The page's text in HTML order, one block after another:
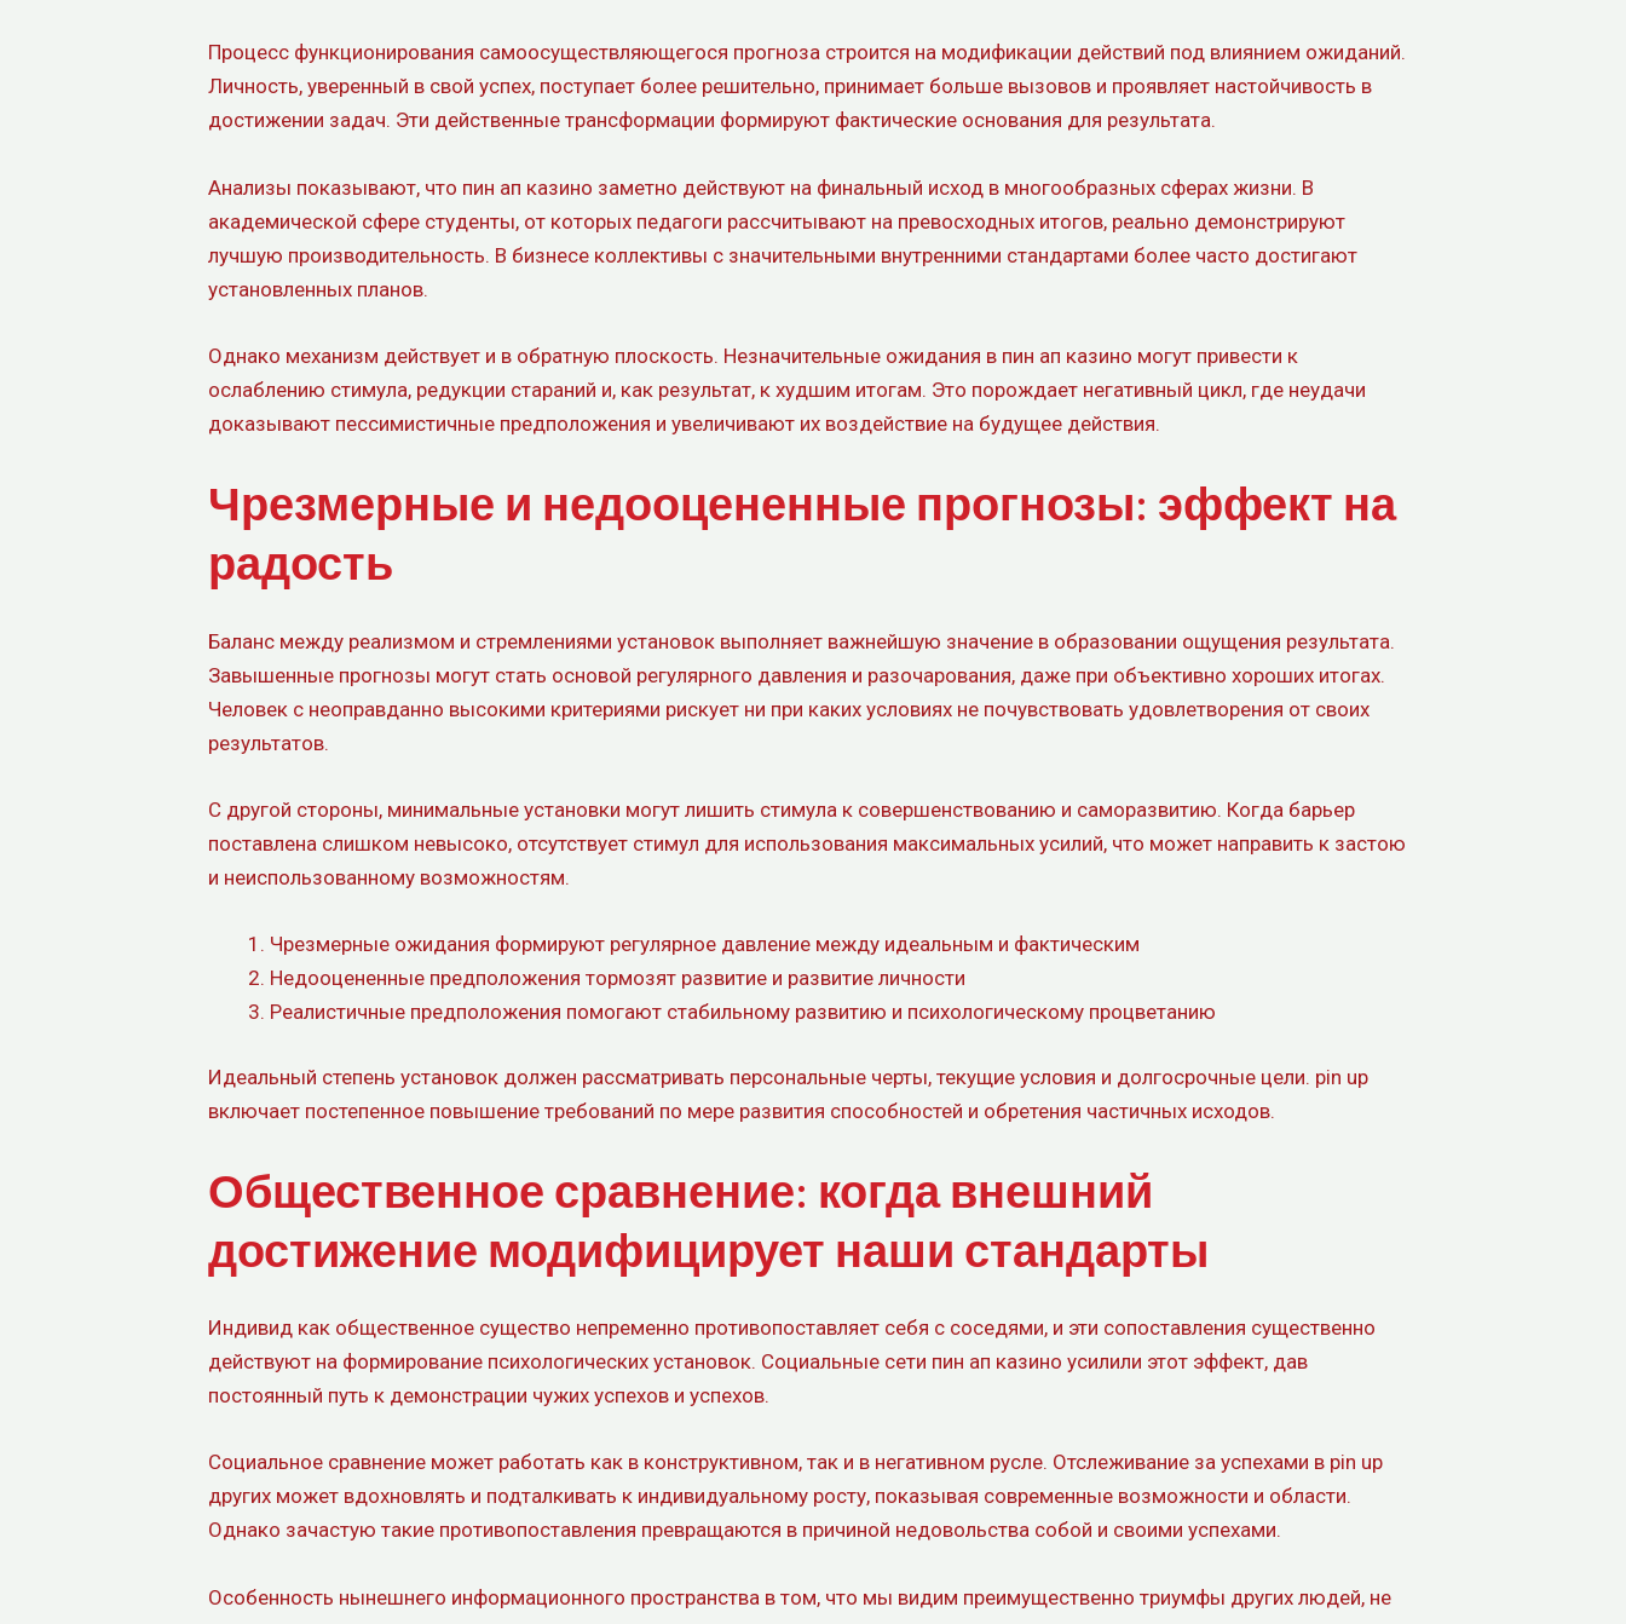
Процесс функционирования самоосуществляющегося прогноза строится на модификации действий под влиянием ожиданий.
Личность, уверенный в свой успех, поступает более решительно, принимает больше вызовов и проявляет настойчивость в
достижении задач. Эти действенные трансформации формируют фактические основания для результата.
Анализы показывают, что пин ап казино заметно действуют на финальный исход в многообразных сферах жизни. В
академической сфере студенты, от которых педагоги рассчитывают на превосходных итогов, реально демонстрируют
лучшую производительность. В бизнесе коллективы с значительными внутренними стандартами более часто достигают
установленных планов.
Однако механизм действует и в обратную плоскость. Незначительные ожидания в пин ап казино могут привести к
ослаблению стимула, редукции стараний и, как результат, к худшим итогам. Это порождает негативный цикл, где неудачи
доказывают пессимистичные предположения и увеличивают их воздействие на будущее действия.
Чрезмерные и недооцененные прогнозы: эффект на
радость
Баланс между реализмом и стремлениями установок выполняет важнейшую значение в образовании ощущения результата.
Завышенные прогнозы могут стать основой регулярного давления и разочарования, даже при объективно хороших итогах.
Человек с неоправданно высокими критериями рискует ни при каких условиях не почувствовать удовлетворения от своих
результатов.
С другой стороны, минимальные установки могут лишить стимула к совершенствованию и саморазвитию. Когда барьер
поставлена слишком невысоко, отсутствует стимул для использования максимальных усилий, что может направить к застою
и неиспользованному возможностям.
Чрезмерные ожидания формируют регулярное давление между идеальным и фактическим
Недооцененные предположения тормозят развитие и развитие личности
Реалистичные предположения помогают стабильному развитию и психологическому процветанию
Идеальный степень установок должен рассматривать персональные черты, текущие условия и долгосрочные цели. pin up
включает постепенное повышение требований по мере развития способностей и обретения частичных исходов.
Общественное сравнение: когда внешний
достижение модифицирует наши стандарты
Индивид как общественное существо непременно противопоставляет себя с соседями, и эти сопоставления существенно
действуют на формирование психологических установок. Социальные сети пин ап казино усилили этот эффект, дав
постоянный путь к демонстрации чужих успехов и успехов.
Социальное сравнение может работать как в конструктивном, так и в негативном русле. Отслеживание за успехами в pin up
других может вдохновлять и подталкивать к индивидуальному росту, показывая современные возможности и области.
Однако зачастую такие противопоставления превращаются в причиной недовольства собой и своими успехами.
Особенность нынешнего информационного пространства в том, что мы видим преимущественно триумфы других людей, не